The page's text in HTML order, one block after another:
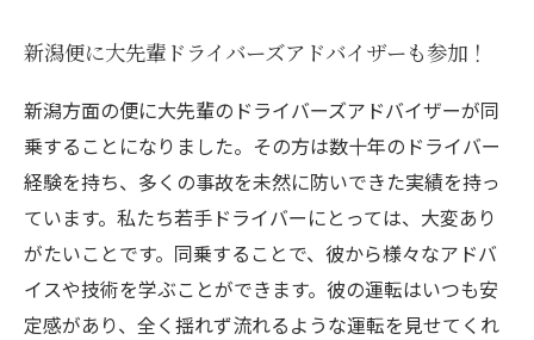
新潟便に大先輩ドライバーズアドバイザーも参加！
新潟方面の便に大先輩のドライバーズアドバイザーが同
乗することになりました。その方は数十年のドライバー
経験を持ち、多くの事故を未然に防いできた実績を持っ
ています。私たち若手ドライバーにとっては、大変あり
がたいことです。同乗することで、彼から様々なアドバ
イスや技術を学ぶことができます。彼の運転はいつも安
定感があり、全く揺れず流れるような運転を見せてくれ